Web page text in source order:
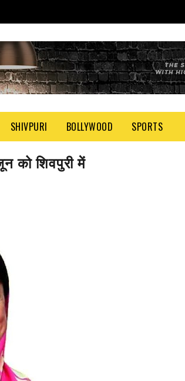
SHIVPURI BOLLYWOOD SPORTS
को शिवपुरी में